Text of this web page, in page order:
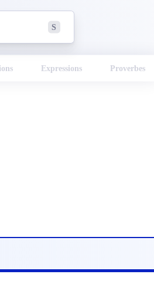
S
Expressions Proverbes